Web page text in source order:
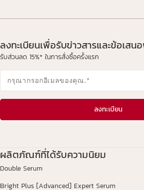
ลงทะเบียนเพื่อรับข่าวสารและข้อเสน
รับส่วนลด 15%* ในการสั่งซื้อครั้งแรก
กรุณากรอกอีเมลของคุณ.*
ลงทะเบียน
ผลิตภัณฑ์ที่ได้รับความนิยม
Double Serum
Bright Plus [Advanced] Expert Serum